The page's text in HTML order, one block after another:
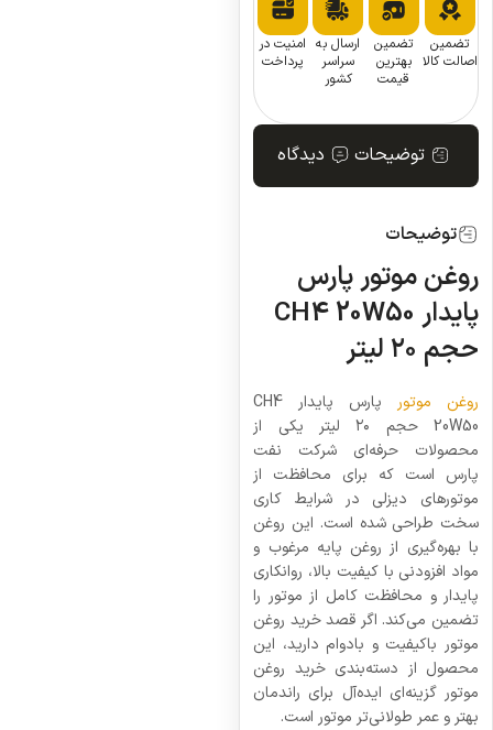
تضمین
اصالت کالا
تضمین
بهترین
قیمت
ارسال به
سراسر
کشور
امنیت در
پرداخت
توضیحات دیدگاه
توضیحات
روغن موتور پارس
پایدار CH4 20W50
حجم ۲۰ لیتر
روغن موتور
پارس پایدار CH4
20W50 حجم ۲۰ لیتر یکی از
محصولات حرفه‌ای شرکت نفت
پارس است که برای محافظت از
موتورهای دیزلی در شرایط کاری
سخت طراحی شده است. این روغن
با بهره‌گیری از روغن پایه مرغوب و
مواد افزودنی با کیفیت بالا، روانکاری
پایدار و محافظت کامل از موتور را
تضمین می‌کند. اگر قصد خرید روغن
موتور باکیفیت و بادوام دارید، این
محصول از دسته‌بندی خرید روغن
موتور گزینه‌ای ایده‌آل برای راندمان
بهتر و عمر طولانی‌تر موتور است.